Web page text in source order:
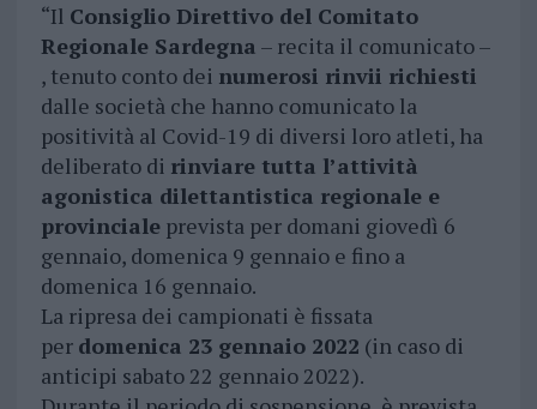
“Il Consiglio Direttivo del Comitato
Regionale Sardegna – recita il comunicato –
, tenuto conto dei numerosi rinvii richiesti
dalle società che hanno comunicato la
positività al Covid-19 di diversi loro atleti, ha
deliberato di rinviare tutta l’attività
agonistica dilettantistica regionale e
provincialeprevista per domani giovedì 6
gennaio, domenica 9 gennaio e fino a
domenica 16 gennaio.
La ripresa dei campionati è fissata
per domenica 23 gennaio 2022 (in caso di
anticipi sabato 22 gennaio 2022).